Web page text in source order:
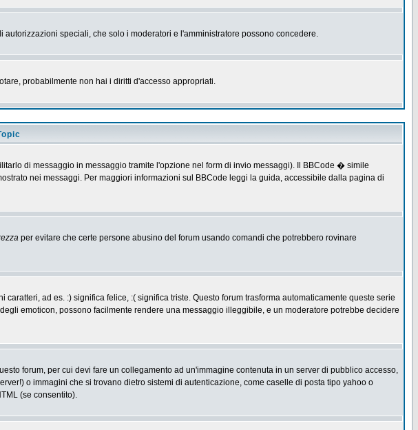
speciali, che solo i moderatori e l'amministratore possono concedere.
probabilmente non hai i diritti d'accesso appropriati.
di messaggio in messaggio tramite l'opzione nel form di invio messaggi). Il BBCode � simile
nei messaggi. Per maggiori informazioni sul BBCode leggi la guida, accessibile dalla pagina di
per evitare che certe persone abusino del forum usando comandi che potrebbero rovinare
ad es. :) significa felice, :( significa triste. Questo forum trasforma automaticamente queste serie
emoticon, possono facilmente rendere una messaggio illeggibile, e un moderatore potrebbe decidere
forum, per cui devi fare un collegamento ad un'immagine contenuta in un server di pubblico accesso,
o immagini che si trovano dietro sistemi di autenticazione, come caselle di posta tipo yahoo o
(se consentito).